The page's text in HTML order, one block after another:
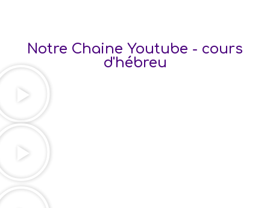
Notre Chaine Youtube - cours
d'hébreu